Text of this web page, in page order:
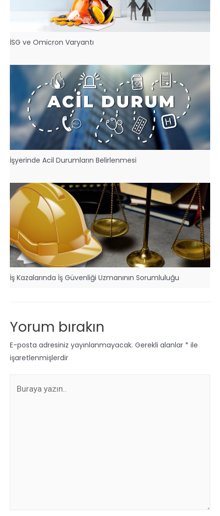
İSG ve Omicron Varyantı
İşyerinde Acil Durumların Belirlenmesi
İş Kazalarında İş Güvenliği Uzmanının Sorumluluğu
Yorum bırakın
E-posta adresiniz yayınlanmayacak. Gerekli alanlar * ile
işaretlenmişlerdir